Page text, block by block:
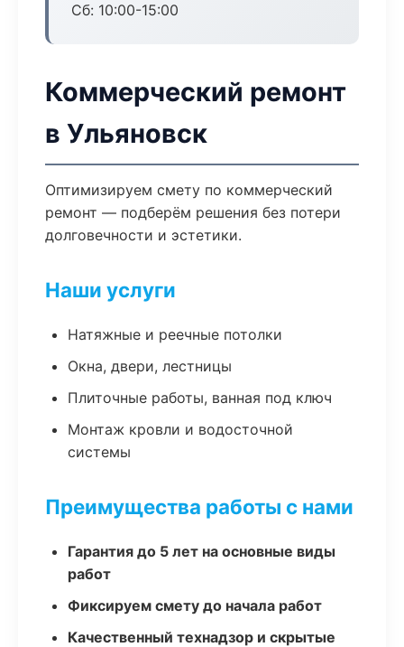
Сб: 10:00-15:00
Коммерческий ремонт
в Ульяновск
Оптимизируем смету по коммерческий
ремонт — подберём решения без потери
долговечности и эстетики.
Наши услуги
Натяжные и реечные потолки
Окна, двери, лестницы
Плиточные работы, ванная под ключ
Монтаж кровли и водосточной
системы
Преимущества работы с нами
Гарантия до 5 лет на основные виды
работ
Фиксируем смету до начала работ
Качественный технадзор и скрытые